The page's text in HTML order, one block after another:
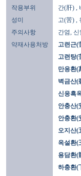
작용부위
간(肝) ,
성미
고(苦) ,
주의사항
간염,
약재사용처방
고련근(
고련탕(
만응환(
벽금산(
신응흑
안충산(
안충환(
오지산(
옥설환(
용담환(
하충환(